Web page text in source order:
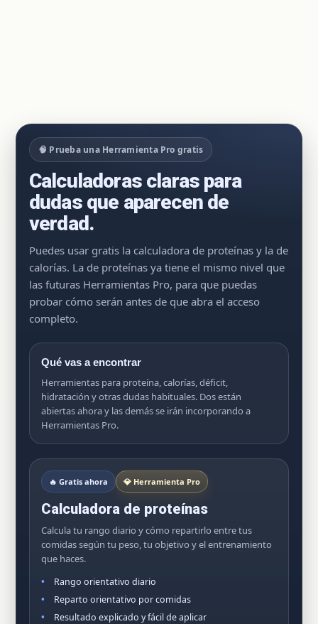
🧠 Prueba una Herramienta Pro gratis
Calculadoras claras para
dudas que aparecen de
verdad.
Puedes usar gratis la calculadora de proteínas y la de
calorías. La de proteínas ya tiene el mismo nivel que
las futuras Herramientas Pro, para que puedas
probar cómo serán antes de que abra el acceso
completo.
Qué vas a encontrar
Herramientas para proteína, calorías, déficit,
hidratación y otras dudas habituales. Dos están
abiertas ahora y las demás se irán incorporando a
Herramientas Pro.
🔥 Gratis ahora 💎 Herramienta Pro
Calculadora de proteínas
Calcula tu rango diario y cómo repartirlo entre tus
comidas según tu peso, tu objetivo y el entrenamiento
que haces.
Rango orientativo diario
Reparto orientativo por comidas
Resultado explicado y fácil de aplicar